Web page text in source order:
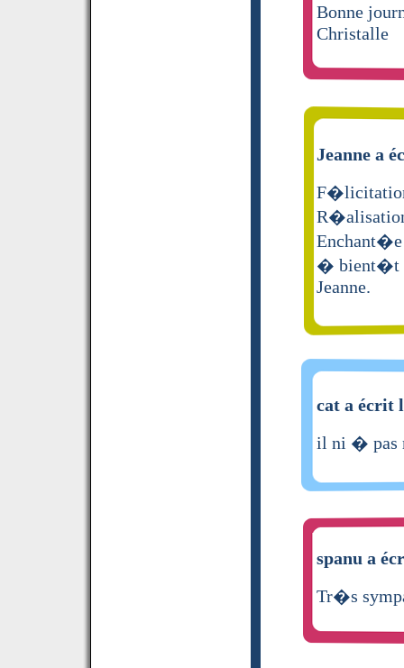
Bonne
Christalle
Jeanne a
� bient�t
Jeanne.
cat a écrit
il ni � pas
spanu a
Tr�s